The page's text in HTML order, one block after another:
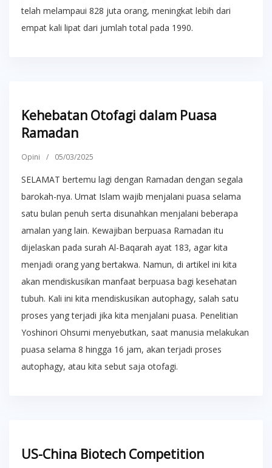
telah melampaui 828 juta orang, meningkat lebih dari
empat kali lipat dari jumlah total pada 1990.
Kehebatan Otofagi dalam Puasa
Ramadan
Opini / 05/03/2025
SELAMAT bertemu lagi dengan Ramadan dengan segala
barokah-nya. Umat Islam wajib menjalani puasa selama
satu bulan penuh serta disunahkan menjalani beberapa
amalan yang lain. Kewajiban berpuasa Ramadan itu
dijelaskan pada surah Al-Baqarah ayat 183, agar kita
menjadi orang yang bertakwa. Namun, di artikel ini kita
akan mendiskusikan manfaat berpuasa bagi kesehatan
tubuh. Kali ini kita mendiskusikan autophagy, salah satu
proses yang terjadi jika kita menjalani puasa. Penelitian
Yoshinori Ohsumi menyebutkan, saat manusia melakukan
puasa selama 8 hingga 16 jam, akan terjadi proses
autophagy, atau kita sebut saja otofagi.
US-China Biotech Competition